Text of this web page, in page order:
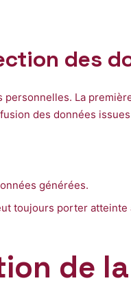
des
La
des données
générées.
toujours porter atteinte
de